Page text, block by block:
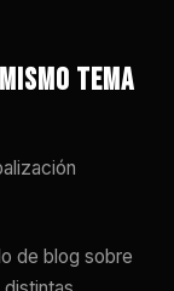
tema
de blog sobre